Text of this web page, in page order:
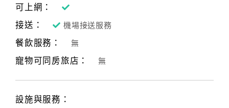
可上網：
接送：
機場接送服務
餐飲服務： 無
寵物可同房旅店： 無
設施與服務：